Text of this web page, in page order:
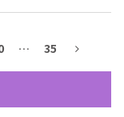
カルが飲める
ストラン
… 35